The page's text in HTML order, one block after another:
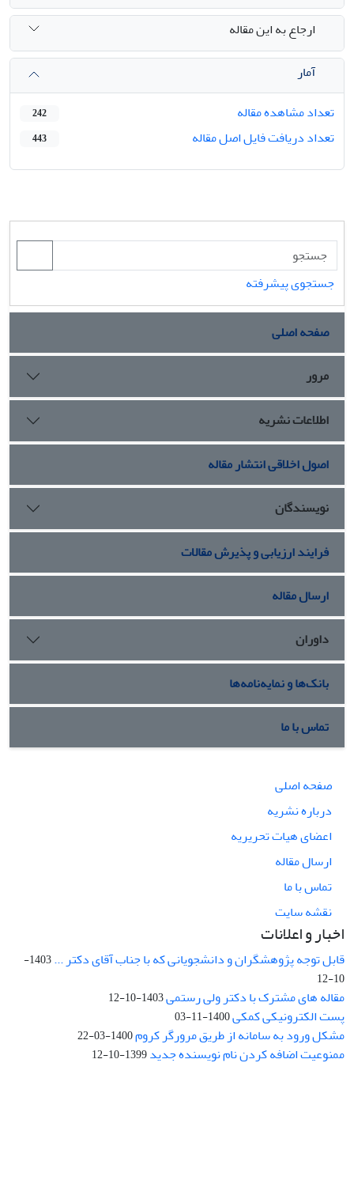
ارجاع به این مقاله
آمار
تعداد مشاهده مقاله
242
تعداد دریافت فایل اصل مقاله 443
جستجوی پیشرفته
صفحه اصلی
مرور
اطلاعات نشریه
اصول اخلاقی انتشار مقاله
نویسندگان
فرایند ارزیابی و پذیرش مقالات
ارسال مقاله
داوران
بانک‌ها و نمایه‌نامه‌ها
تماس با ما
صفحه اصلی
درباره نشریه
اعضای هیات تحریریه
ارسال مقاله
تماس با ما
نقشه سایت
اخبار و اعلانات
قابل توجه پژوهشگران و دانشجویانی که با جناب آقای دکتر ...
1403-
10-12
مقاله های مشترک با دکتر ولی رستمی1403-10-12
پست الکترونیکی کمکی1400-11-03
مشکل ورود به سامانه از طریق مرورگر کروم1400-03-22
ممنوعیت اضافه کردن نام نویسنده جدید1399-10-12